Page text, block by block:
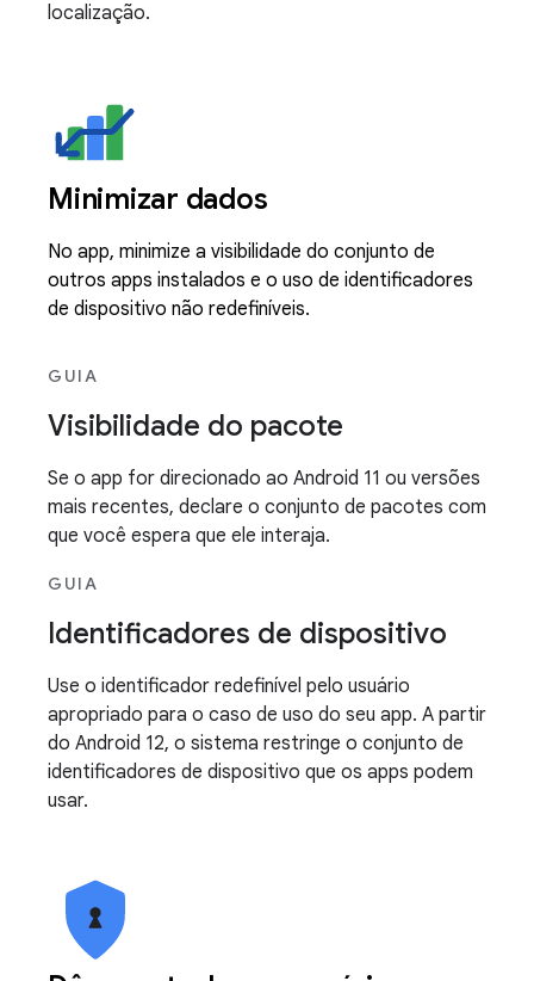
localização.
Minimizar dados
No app, minimize a visibilidade do conjunto de
outros apps instalados e o uso de identificadores
de dispositivo não redefiníveis.
GUIA
Visibilidade do pacote
Se o app for direcionado ao Android 11 ou versões
mais recentes, declare o conjunto de pacotes com
que você espera que ele interaja.
GUIA
Identificadores de dispositivo
Use o identificador redefinível pelo usuário
apropriado para o caso de uso do seu app. A partir
do Android 12, o sistema restringe o conjunto de
identificadores de dispositivo que os apps podem
usar.